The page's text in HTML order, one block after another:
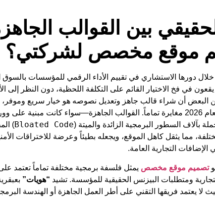
بين القوالب
موقع مخصص لشركتي؟
دورها الاستشاري في تقييم الأداء الرقمي للمؤسسات
في فخ الاختيار القائم على التكلفة اللحظية، دون النظر إلى
البعض أن شراء قالب جاهز وتعديل نصوصه هو خيار سريع وموفر،
التقنية التي تفرض نفسها لعام 2026 مغايرة تماماً. القوالب الجاهزة—سواء كانت مبنية
بآلاف السطور البرمجية الزائدة والميتة (Bloated Code
)
مما يثقل كاهل الموقع، ويجعله بطيئاً وعرضة للاختراقات
التجارية العامة.
تصميم موقع مخصص يمثل فلسفة برمجية مختلفة تماماً تعتمد
ومتطلبات البيزنس الحقيقية للمؤسسة. تشيد “هويات”
لا يعتمد فريقها التقني على أطر العمل الجاهزة أو الهندسة